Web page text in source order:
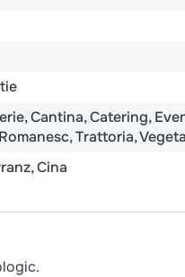
Cantina Catering
Trattoria
Cina